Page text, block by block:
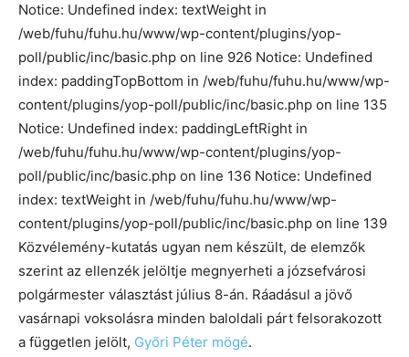
Notice: Undefined index: textWeight in
/web/fuhu/fuhu.hu/www/wp-content/plugins/yop-
poll/public/inc/basic.php on line 926 Notice: Undefined
index: paddingTopBottom in /web/fuhu/fuhu.hu/www/wp-
content/plugins/yop-poll/public/inc/basic.php on line 135
Notice: Undefined index: paddingLeftRight in
/web/fuhu/fuhu.hu/www/wp-content/plugins/yop-
poll/public/inc/basic.php on line 136 Notice: Undefined
index: textWeight in /web/fuhu/fuhu.hu/www/wp-
content/plugins/yop-poll/public/inc/basic.php on line 139
Közvélemény-kutatás ugyan nem készült, de elemzők
szerint az ellenzék jelöltje megnyerheti a józsefvárosi
polgármester választást július 8-án. Ráadásul a jövő
vasárnapi voksolásra minden baloldali párt felsorakozott
a független jelölt, Győri Péter mögé.